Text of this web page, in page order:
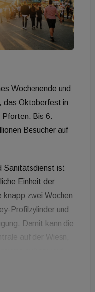
Wochenende und
das Oktoberfest in
Pforten. Bis 6.
Besucher auf
Sanitätsdienst ist
Einheit der
knapp zwei Wochen
Profilzylinder und
Damit kann die
auf der Wiesn,